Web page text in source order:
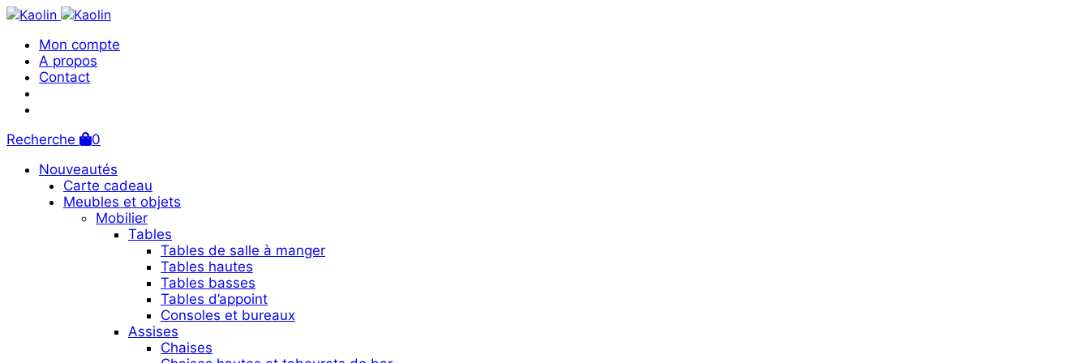
Mon compte
A propos
Contact
Recherche
0
Nouveautés
Carte cadeau
Meubles et objets
Mobilier
Tables
Tables de salle à manger
Tables hautes
Tables basses
Tables d’appoint
Consoles et bureaux
Assises
Chaises